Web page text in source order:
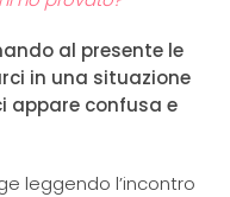
al presente le
in una situazione
appare confusa e
leggendo l’incontro